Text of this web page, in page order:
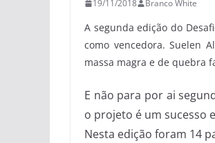
19/11/2018 Branco White
A segunda edição do
como vencedora. Suelen
massa magra e de quebra
E não para por ai
o projeto é um sucesso
Nesta edição foram 14